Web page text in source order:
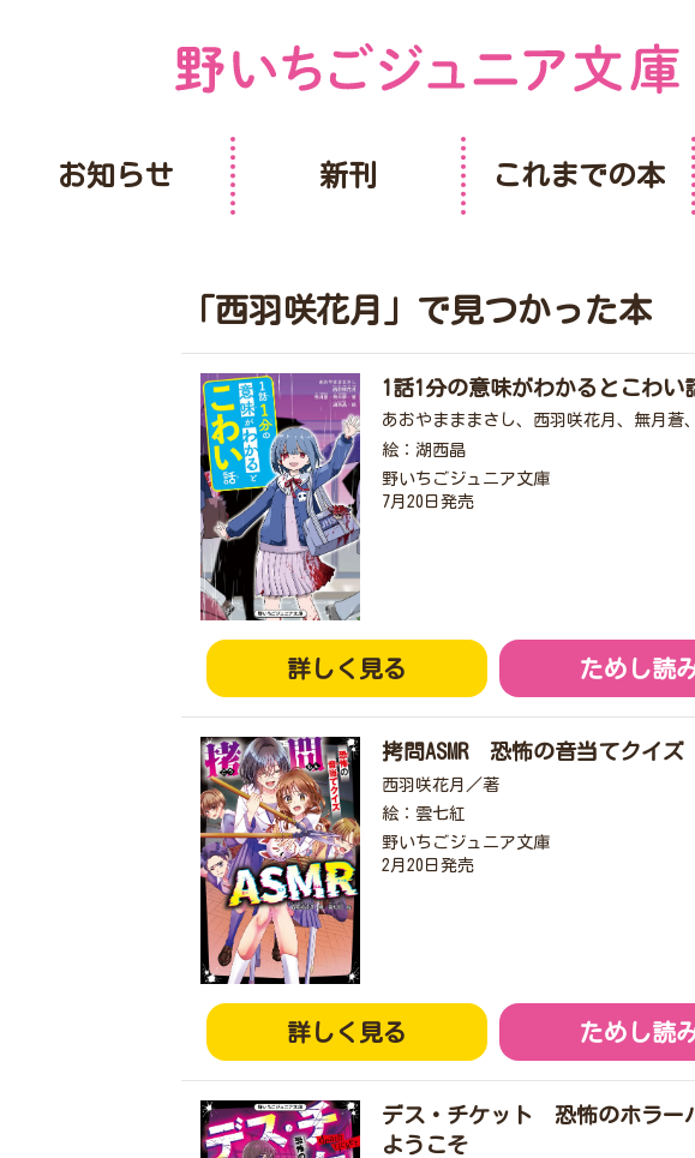
お知らせ 新刊 これまでの本
「西羽咲花月」で見つかった本
1話1分の意味がわかるとこわい
あおやまままさし、西羽咲花月、無月蒼
絵：湖西晶
野いちごジュニア文庫
7月20日発売
詳しく見る ためし読
拷問ASMR 恐怖の音当てクイズ
西羽咲花月／著
絵：雲七紅
野いちごジュニア文庫
2月20日発売
詳しく見る ためし読
デス・チケット 恐怖のホラー
ようこそ